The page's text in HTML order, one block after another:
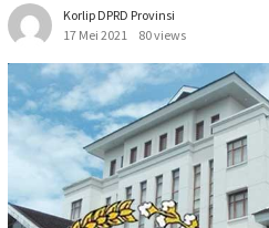
Korlip DPRD Provinsi
17 Mei 2021
80 views